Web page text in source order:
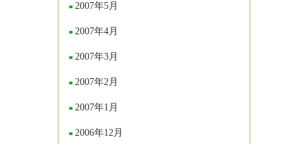
2007年5月
2007年4月
2007年3月
2007年2月
2007年1月
2006年12月